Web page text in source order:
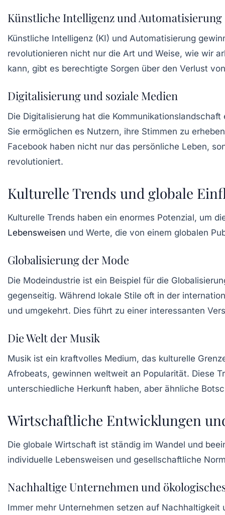
Künstliche Intelligenz und Automatisierung
Künstliche Intelligenz (KI) und Automatisierung
revolutionieren nicht nur die Art und Weise, wie wir
kann, gibt es berechtigte Sorgen über den Verlust
Digitalisierung und soziale Medien
Die Digitalisierung hat die
Sie ermöglichen es Nutzern, ihre Stimmen zu
Facebook haben nicht nur das persönliche Leben,
revolutioniert.
Kulturelle Trends und globale
Kulturelle Trends haben ein enormes Potenzial, um
Lebensweisen und Werte, die von einem globalen
Globalisierung der Mode
Die Modeindustrie ist ein Beispiel für die
gegenseitig. Während lokale Stile oft in der
und umgekehrt. Dies führt zu einer interessanten
Die Welt der Musik
Musik ist ein kraftvolles Medium, das kulturelle
Afrobeats, gewinnen weltweit an Popularität. Diese
unterschiedliche Herkunft haben, aber ähnliche
Wirtschaftliche Entwicklungen
Die globale Wirtschaft ist ständig im Wandel und
individuelle Lebensweisen und gesellschaftliche
Nachhaltige Unternehmen und
Immer mehr Unternehmen setzen auf